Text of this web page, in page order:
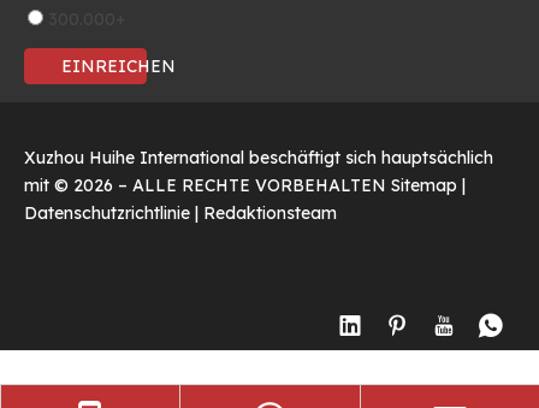
EINREICHEN
Xuzhou Huihe International beschäftigt sich hauptsächlich
mit © 2026 – ALLE RECHTE VORBEHALTEN Sitemap |
Datenschutzrichtlinie | Redaktionsteam